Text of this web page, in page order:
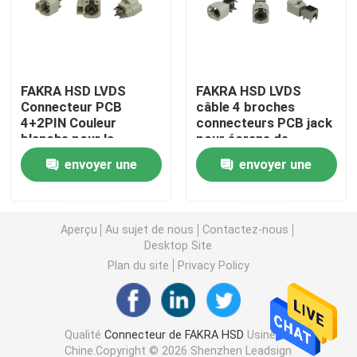
Câble équipé de HSD
Câble d'extension de FAKRA
Adaptateur d'antenne de FAKRA
Câble de FAKRA HSD
Câble de HSD LVDS
FAKRA HSD LVDS
Connecteur PCB
4+2PIN Couleur
blanche pour la
navigation GPS ADAS
envoyer une
FAKRA HSD LVDS
câble 4 broches
connecteurs PCB jack
pour écrans de
véhicules
envoyer une
Aperçu Au sujet de nous
Contactez-nous
Desktop Site
Plan du site
Privacy Policy
Qualité Connecteur de FAKRA HSD Usine De
Chine.Copyright © 2026 Shenzhen Leadsign